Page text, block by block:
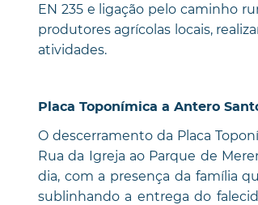
EN 235 e ligação pelo caminho
produtores agrícolas locais,
atividades.
Placa Toponímica a Antero
O descerramento da Placa
Rua da Igreja ao Parque de
dia, com a presença da família
sublinhando a entrega do